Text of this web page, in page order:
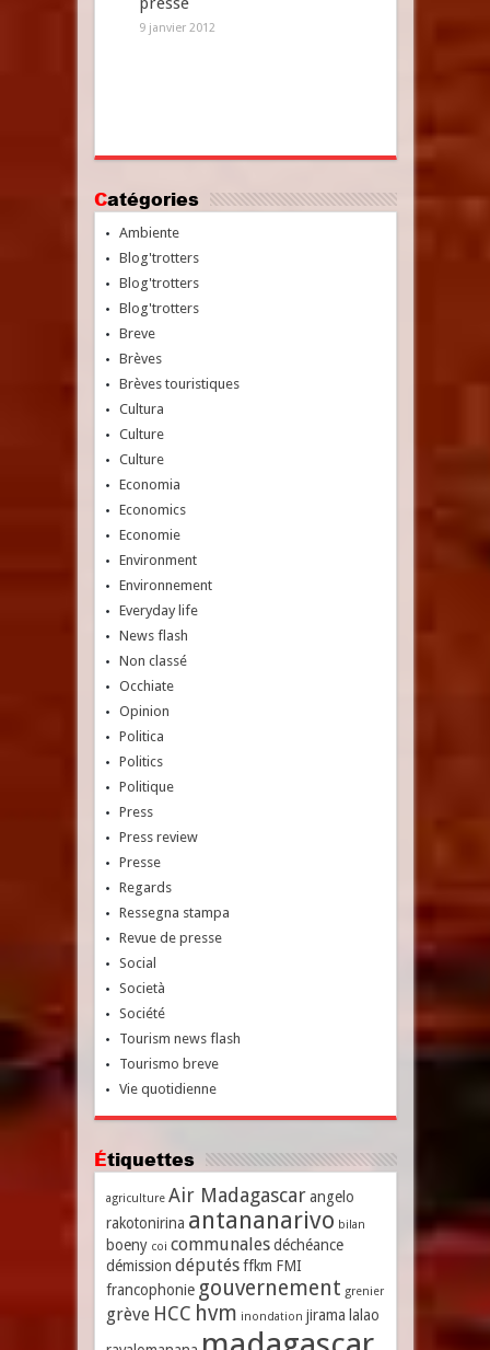
9 janvier 2012
Catégories
Ambiente
Blog'trotters
Blog'trotters
Blog'trotters
Breve
Brèves
Brèves touristiques
Cultura
Culture
Culture
Economia
Economics
Economie
Environment
Environnement
Everyday life
News flash
Non classé
Occhiate
Opinion
Politica
Politics
Politique
Press
Press review
Presse
Regards
Ressegna stampa
Revue de presse
Social
Società
Société
Tourism news flash
Tourismo breve
Vie quotidienne
Étiquettes
agriculture Air Madagascar angelo
rakotonirina antananarivo bilan
boeny coi communales déchéance
démission députés ffkm FMI
francophonie gouvernement grenier
grève HCC hvm inondation jirama lalao